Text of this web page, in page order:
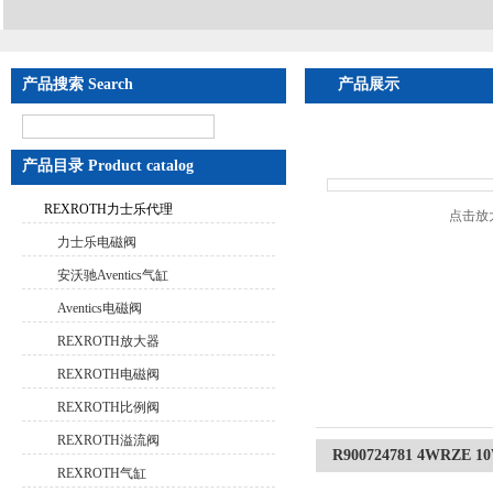
产品搜索 Search
产品目录 Product catalog
REXROTH力士乐代理
力士乐电磁阀
安沃驰Aventics气缸
Aventics电磁阀
REXROTH放大器
REXROTH电磁阀
REXROTH比例阀
REXROTH溢流阀
REXROTH气缸
产品展示
点击放
R900724781 4WRZE